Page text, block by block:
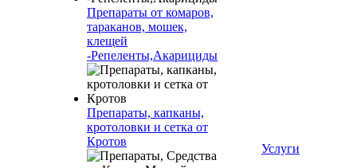
Препараты от комаров,
тараканов, мошек,
клещей
-Репеленты,Акарициды
Препараты, капканы,
кротоловки и сетка от
Кротов
Услуги